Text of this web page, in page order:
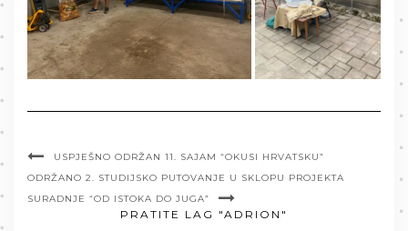
USPJEŠNO ODRŽAN 11. SAJAM “OKUSI HRVATSKU”
ODRŽANO 2. STUDIJSKO PUTOVANJE U SKLOPU PROJEKTA
SURADNJE “OD ISTOKA DO JUGA”
PRATITE LAG "ADRION"